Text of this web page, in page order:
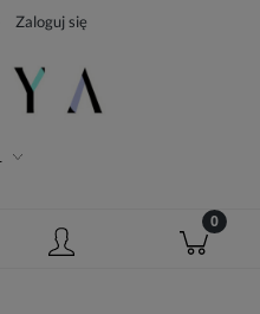
Zaloguj się